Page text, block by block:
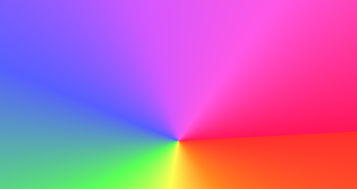
Ejemplo de carta de presentación para
recepcionista
Aquí tienes un ejemplo de carta de presentación para un